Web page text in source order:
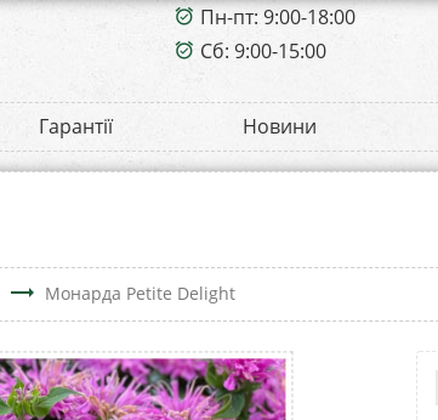
alarm_on Пн-пт: 9:00-18:00
alarm_on Сб: 9:00-15:00
Гарантії Новини
trending_flat Монарда Petite Delight